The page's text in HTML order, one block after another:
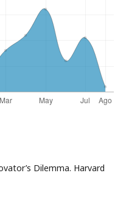
Dilemma. Harvard